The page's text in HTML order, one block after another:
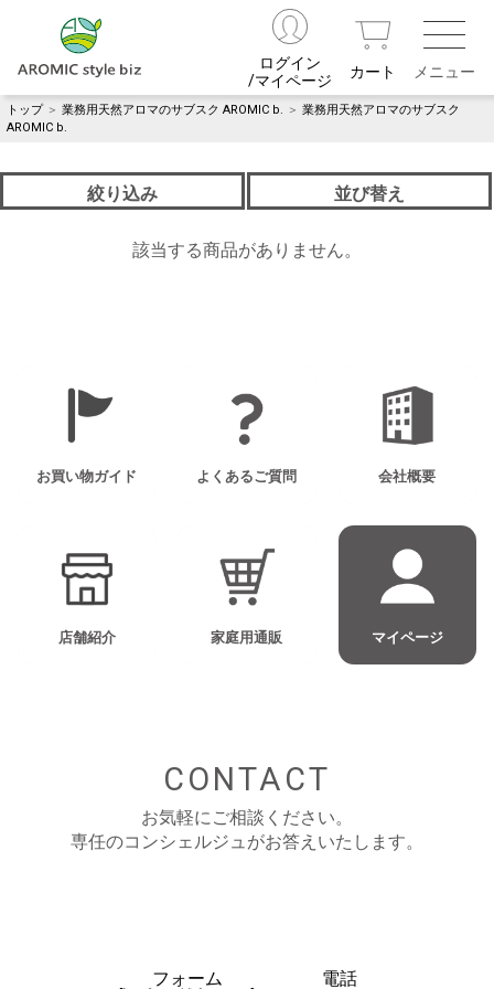
ログイン
/マイページ
カート
トップ ＞ 業務用天然アロマのサブスク AROMIC b. ＞ 業務用天然アロマのサブスク
AROMIC b.
絞り込み 並び替え
該当する商品がありません。
お買い物ガイド よくあるご質問 会社概要
店舗紹介 家庭用通販 マイページ
CONTACT
お気軽にご相談ください。
専任のコンシェルジュがお答えいたします。
フォーム 電話